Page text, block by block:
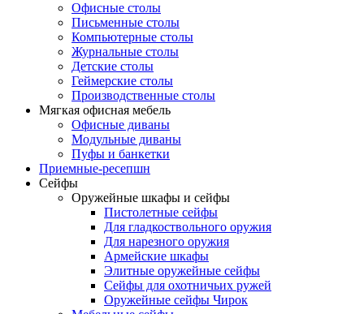
Офисные столы
Письменные столы
Компьютерные столы
Журнальные столы
Детские столы
Геймерские столы
Производственные столы
Мягкая офисная мебель
Офисные диваны
Модульные диваны
Пуфы и банкетки
Приемные-ресепшн
Сейфы
Оружейные шкафы и сейфы
Пистолетные сейфы
Для гладкоствольного оружия
Для нарезного оружия
Армейские шкафы
Элитные оружейные сейфы
Сейфы для охотничьих ружей
Оружейные сейфы Чирок